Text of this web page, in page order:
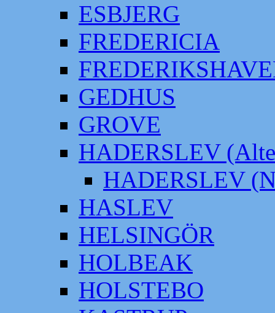
ESBJERG
FREDERICIA
GEDHUS
GROVE
HADERSLEV
HADERSLEV
HASLEV
HELSINGÖR
HOLBEAK
HOLSTEBO